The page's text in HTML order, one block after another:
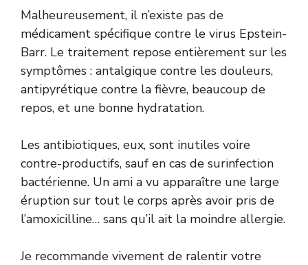
Malheureusement, il n’existe pas de
médicament spécifique contre le virus Epstein-
Barr. Le traitement repose entièrement sur les
symptômes : antalgique contre les douleurs,
antipyrétique contre la fièvre, beaucoup de
repos, et une bonne hydratation.
Les antibiotiques, eux, sont inutiles voire
contre-productifs, sauf en cas de surinfection
bactérienne. Un ami a vu apparaître une large
éruption sur tout le corps après avoir pris de
l’amoxicilline… sans qu’il ait la moindre allergie.
Je recommande vivement de ralentir votre